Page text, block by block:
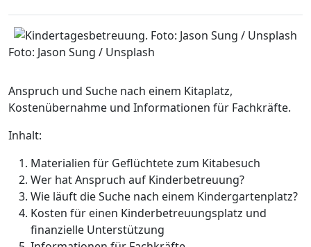
Anspruch und Suche nach einem Kitaplatz,
Kostenübernahme und Informationen für Fachkräfte.
Inhalt:
Materialien für Geflüchtete zum Kitabesuch
Wer hat Anspruch auf Kinderbetreuung?
Wie läuft die Suche nach einem Kindergartenplatz?
Kosten für einen Kinderbetreuungsplatz und
finanzielle Unterstützung
Foto: Jason Sung / Unsplash